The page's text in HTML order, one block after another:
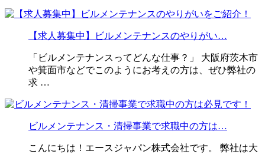
【求人募集中】ビルメンテナンスのやりがい…
「ビルメンテナンスってどんな仕事？」 大阪府茨木市
や箕面市などでこのようにお考えの方は、ぜひ弊社の
求 …
ビルメンテナンス・清掃事業で求職中の方は…
こんにちは！エースジャパン株式会社です。 弊社は大